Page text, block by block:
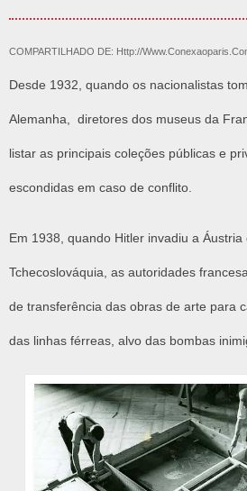
COMPARTILHADO DE: Http://
Desde 1932, quando os nacionalistas
Alemanha, diretores dos museus da
listar as principais coleções públicas e
escondidas em caso de conflito.
Em 1938, quando Hitler invadiu a
Tchecoslováquia, as autoridades
de transferência das obras de arte para
das linhas férreas, alvo das bombas